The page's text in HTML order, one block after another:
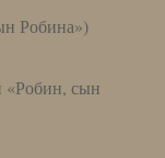
Робина»)
сын